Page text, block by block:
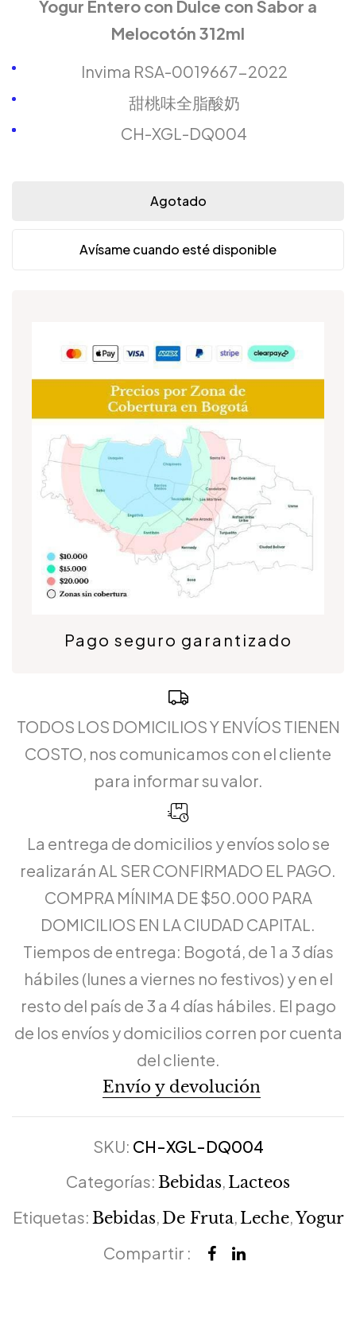
Yogur Entero con Dulce con Sabor a
Melocotón 312ml
Invima RSA-0019667-2022
甜桃味全脂酸奶
CH-XGL-DQ004
Agotado
Avísame cuando esté disponible
Pago seguro garantizado
TODOS LOS DOMICILIOS Y ENVÍOS TIENEN
COSTO, nos comunicamos con el cliente
para informar su valor.
La entrega de domicilios y envíos solo se
realizarán AL SER CONFIRMADO EL PAGO.
COMPRA MÍNIMA DE $50.000 PARA
DOMICILIOS EN LA CIUDAD CAPITAL.
Tiempos de entrega: Bogotá, de 1 a 3 días
hábiles (lunes a viernes no festivos) y en el
resto del país de 3 a 4 días hábiles. El pago
de los envíos y domicilios corren por cuenta
del cliente.
Envío y devolución
SKU: CH-XGL-DQ004
Categorías: Bebidas Lacteos
Etiquetas: Bebidas De Fruta Leche,Yogur
Compartir :